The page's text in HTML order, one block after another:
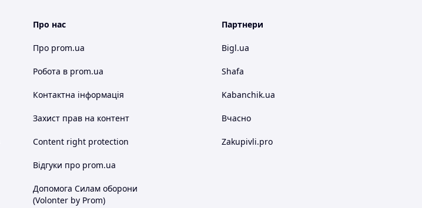
Про нас
Про prom.ua
Робота в prom.ua
Контактна інформація
Захист прав на контент
Content right protection
Відгуки про prom.ua
Допомога Силам оборони
(Volonter by Prom)
Партнери
Bigl.ua
Shafa
Kabanchik.ua
Вчасно
Zakupivli.pro